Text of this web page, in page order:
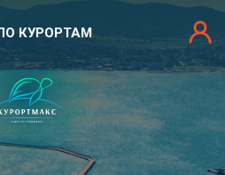
КУРОРТАМ